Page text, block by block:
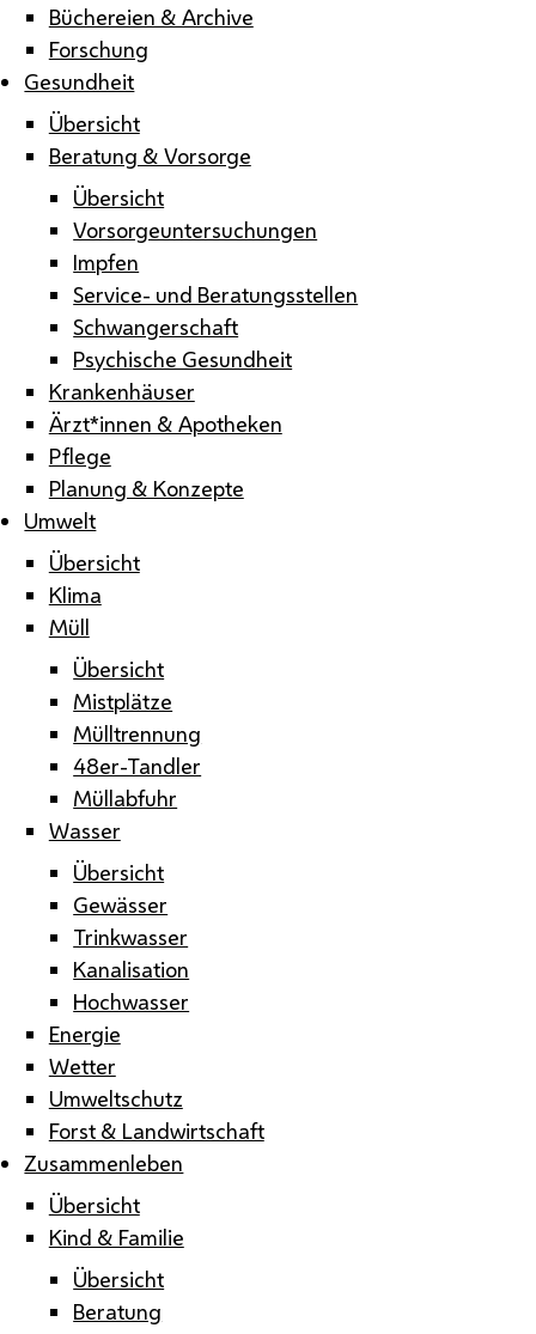
Büchereien & Archive
Forschung
Gesundheit
Übersicht
Beratung & Vorsorge
Übersicht
Vorsorgeuntersuchungen
Impfen
Service- und Beratungsstellen
Schwangerschaft
Psychische Gesundheit
Krankenhäuser
Ärzt*innen & Apotheken
Pflege
Planung & Konzepte
Umwelt
Übersicht
Klima
Müll
Übersicht
Mistplätze
Mülltrennung
48er-Tandler
Müllabfuhr
Wasser
Übersicht
Gewässer
Trinkwasser
Kanalisation
Hochwasser
Energie
Wetter
Umweltschutz
Forst & Landwirtschaft
Zusammenleben
Übersicht
Kind & Familie
Übersicht
Beratung